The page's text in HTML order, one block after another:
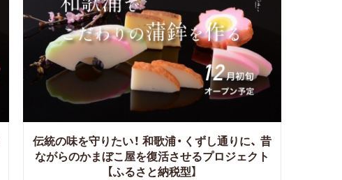
伝統の味を守りたい！ 和歌浦・くずし通りに、 昔
ながらのかまぼこ屋を復活させるプロジェクト
【ふるさと納税型】